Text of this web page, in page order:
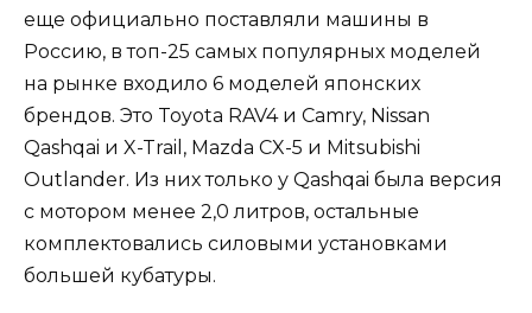
еще официально поставляли машины в
Россию, в топ-25 самых популярных моделей
на рынке входило 6 моделей японских
брендов. Это Toyota RAV4 и Camry, Nissan
Qashqai и X-Trail, Mazda CX-5 и Mitsubishi
Outlander. Из них только у Qashqai была версия
с мотором менее 2,0 литров, остальные
комплектовались силовыми установками
большей кубатуры.